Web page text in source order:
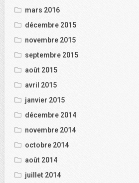
mars 2016
décembre 2015
novembre 2015
septembre 2015
août 2015
avril 2015
janvier 2015
décembre 2014
novembre 2014
octobre 2014
août 2014
juillet 2014